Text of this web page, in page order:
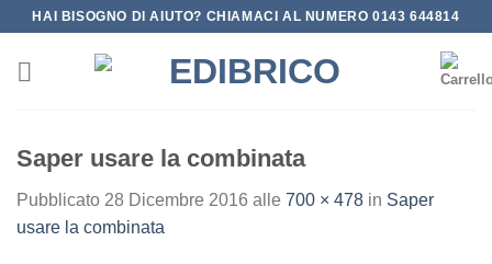
Salta
contenuti
HAI BISOGNO DI AIUTO? CHIAMACI AL NUMERO 0143 644814
Saper usare la combinata
Pubblicato 28 Dicembre 2016 alle 700 × 478 in Saper
usare la combinata